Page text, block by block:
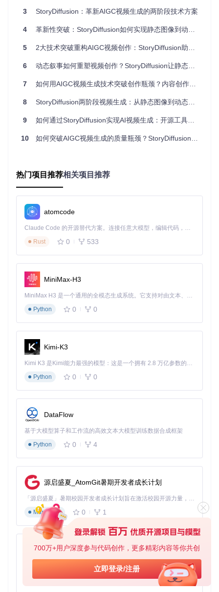
700万+用户深度参与代码创作，更多精彩内容等你共创
立即登录/注册
应用指南：从零开始的视频创作之旅
环境准备与安装
开始使用StoryDiffusion非常简单，只需两步即可完成环境配
tHub_Trending/st/StoryDiffusion
快速启动流程
项目提供了低显存友好的演示版本，特别适合个人电脑使用：
运行启动命令：python gradio_app_sdxl_specific_
点击"生成"按钮开始创作流程
对于追求更高质量的创作者，可通过调整以下参数优化输出效
果：
一致性强度：控制角色特征的稳定性（推荐值：0.7-0.9）
风格迁移权重：平衡原始风格与目标风格的融合度（推荐
值：0.5-0.8）
实践案例：行业应用场景深度解析
漫画创作：从静态分镜到动态叙事
某独立漫画工作室利用StoryDiffusion将传统静态漫画转化为动
多场景漫画分镜生成示例 - 展示角色在不同场景中的一致性表
原理转化为动态演示。通过文本描述生成的天体运行模拟视
频，使中学生的物理概念理解测试分数平均提高27%，证明了
动态可视化内容的教育价值。
营销创意：快速制作产品故事视频
某消费电子品牌利用该工具，在产品发布前快速生成5个不同
风格的宣传短片。通过调整
的多种视觉风格，大大降低了传统视频制作的时间和成本投
入。
技术架构：模块化设计的强大扩展性
StoryDiffusion采用高度模块化的架构设计，核心组件包括：
图像处理工具集：提供图像合成、字幕添加和格式转换功能
：内置12种预设艺术风格，支持自定义扩展
：优化的渲染管道，平衡质量与性能
3 StoryDiffusion：革新AIGC视频生成的两阶段技术方案
4 革新性突破：StoryDiffusion如何实现静态图像到动态叙事的5倍效率跃升
5 2大技术突破重构AIGC视频创作：StoryDiffusion助力内容生产全流程革新
6 动态叙事如何重塑视频创作？StoryDiffusion让静态图像秒变生动故事
7 如何用AIGC视频生成技术突破创作瓶颈？内容创作者的动态叙事新工具
8 StoryDiffusion两阶段视频生成：从静态图像到动态叙事的革命性突破
9 如何通过StoryDiffusion实现AI视频生成：开源工具打造动态叙事新体验
10 如何突破AIGC视频生成的质量瓶颈？StoryDiffusion的两阶段解决方案带来哪些创作可能
热门项目推荐相关项目推荐
atomcode
Claude Code 的开源替代方案。连接任意大模型，编辑代码，运行命令，自动验证 — 全自动执行。用 Rust 构建，极致性能。 ｜ An open-source alternative to Claude Code. Connect any LLM, edit code, run commands, and verify changes — autonomously. Built in Rust for speed. Get Started
Rust
0 533
MiniMax-H3
MiniMax H3 是一个通用的全模态生成系统。它支持对由文本、图像、视频和音频组成的多模态上下文进行统一理解，并能生成分辨率高达 2K、时长可达 15 秒的带原生立体声音频的视频。得益于面向任务泛化的系统设计，H3 在预训练阶段就已具备广泛的多模态上下文理解与生成能力，能够出色地执行复杂的多模态指令。
Python
0 0
Kimi-K3
Kimi K3 是Kimi能力最强的模型：这是一个拥有 2.8 万亿参数的混合专家（MoE）模型，具备原生视觉理解能力，并支持 100 万 token 的上下文窗口。
Python
0 0
DataFlow
基于大模型算子和工作流的高效文本大模型训练数据合成框架
Python
0 4
源启盛夏_AtomGit暑期开发者成长计划
「源启盛夏」暑期校园开发者成长计划旨在激活校园开源力量，通过积分激励、认证扶持、资源倾斜等形式，引导高校组织和开发者完成「入驻 — 建项目 — 做贡献 — 获认证 — 得资源」的完整闭环。无论你是想带领社团入驻平台的组织者，还是希望用代码贡献证明自己的开发者，都能在这里找到属于你的成长路径。
Markdown
0 1
py-xiaozhi
基于Python的Xiaozhi AI，适用于想要完整Xiaozhi体验而无需拥有专用硬件的用户。
Python
0 1